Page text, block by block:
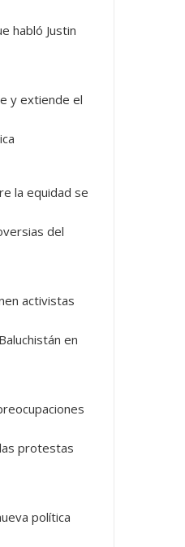
habló Justin
y extiende el
la equidad se
del
activistas
en
protestas
política